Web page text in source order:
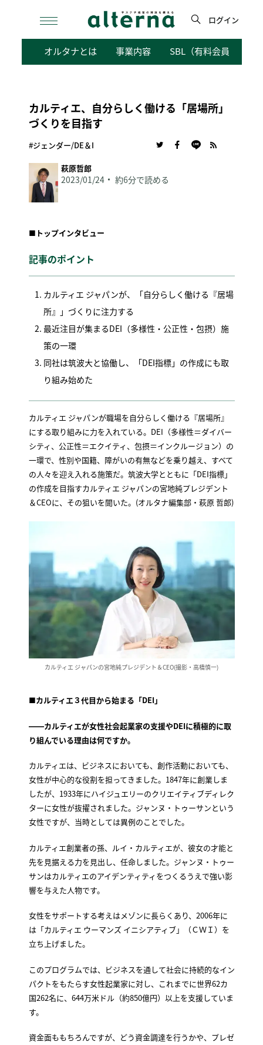
検
ログイン
オルタナとは 事業内容 SBL（有料会員向けサ
カルティエ、自分らしく働ける「居場所」
づくりを目指す
#ジェンダー/DE＆I
萩原哲郎
2023/01/24 約6分で読める
■ トップインタビュー
記事のポイント
カルティエ ジャパンが、「自分らしく働ける『居場
所』」づくりに注力する
最近注目が集まるDEI（多様性・公正性・包摂）施
策の一環
同社は筑波大と協働し、「DEI指標」の作成にも取
り組み始めた
カルティエ ジャパンが職場を自分らしく働ける『居場所』
にする取り組みに力を入れている。DEI（多様性＝ダイバー
シティ、公正性＝エクイティ、包摂＝インクルージョン）の
一環で、性別や国籍、障がいの有無などを乗り越え、すべて
の人々を迎え入れる施策だ。筑波大学とともに「DEI指標」
の作成を目指すカルティエ ジャパンの宮地純プレジデント
＆CEOに、その狙いを聞いた。(オルタナ編集部・萩原 哲郎)
カルティエ ジャパンの宮地純プレジデント＆CEO(撮影・高橋慎一)
■カルティエ３代目から始まる「DEI」
――カルティエが女性社会起業家の支援やDEIに積極的に取
り組んでいる理由は何ですか。
カルティエは、ビジネスにおいても、創作活動においても、
女性が中心的な役割を担ってきました。1847年に創業しま
したが、1933年にハイジュエリーのクリエイティブディレク
ターに女性が抜擢されました。ジャンヌ・トゥーサンという
女性ですが、当時としては異例のことでした。
カルティエ創業者の孫、ルイ・カルティエが、彼女の才能と
先を見据える力を見出し、任命しました。ジャンヌ・トゥー
サンはカルティエのアイデンティティをつくるうえで強い影
響を与えた人物です。
女性をサポートする考えはメゾンに長らくあり、2006年に
は「カルティエ ウーマンズ イニシアティブ」（ＣＷＩ）を
立ち上げました。
このプログラムでは、ビジネスを通して社会に持続的なイン
パクトをもたらす女性起業家に対し、これまでに世界62カ
国262名に、644万米ドル（約850億円）以上を支援していま
す。
資金面ももちろんですが、どう資金調達を行うかや、プレゼ